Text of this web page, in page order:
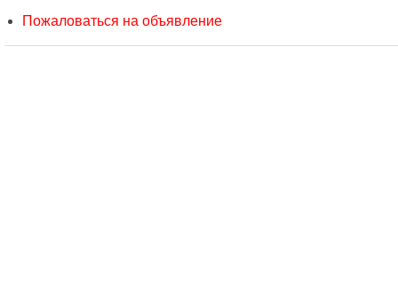
Пожаловаться на объявление